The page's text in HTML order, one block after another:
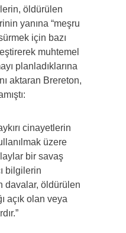
öldürülen
yanına “meşru
için bazı
muhtemel
planladıklarına
aktaran Brereton,
cinayetlerin
üzere
bir savaş
bilgilerin
davalar, öldürülen
açık olan veya